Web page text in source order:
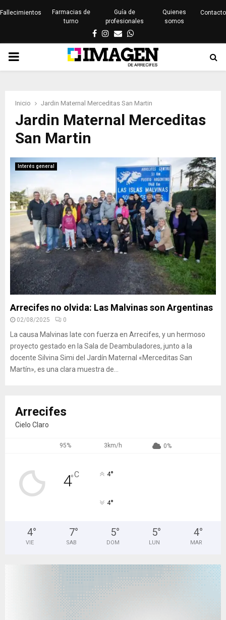
Fallecimientos
Farmacias de
turno
Guía de
profesionales
Quienes
somos
Contacto
Facebook
Instagram
EmailWhatsapp
PRIMARY
Inicio Jardin Maternal Merceditas San Martin
Jardin Maternal Merceditas
San Martin
Interés general
Arrecifes no olvida: Las Malvinas son Argentinas
02/08/2025 0
La causa Malvinas late con fuerza en Arrecifes, y un hermoso
proyecto gestado en la Sala de Deambuladores, junto a la
docente Silvina Simi del Jardín Maternal «Merceditas San
Martín», es una clara muestra de...
Arrecifes
Cielo Claro
95% 3km/h 0%
4°C 4°
4°
4°
VIE
7°
SAB
5°
DOM
5°
LUN
4°
MAR